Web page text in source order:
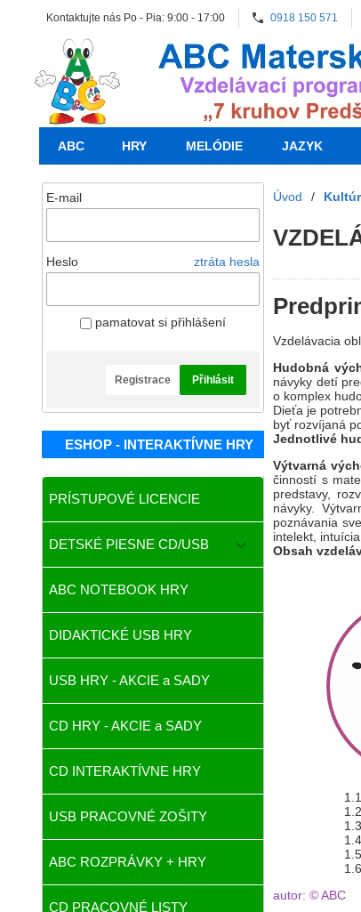
Kontaktujte nás Po - Pia: 9:00 - 17:00 0918 150 571
ABC HRY MELÓDIE JAZYK
E-mail
Heslo ztráta hesla
pamatovat si přihlášení
Registrace Přihlásit
ESHOP - INTERAKTÍVNE HRY
PRÍSTUPOVÉ LICENCIE
DETSKÉ PIESNE CD/USB
ABC NOTEBOOK HRY
DIDAKTICKÉ USB HRY
USB HRY - AKCIE a SADY
CD HRY - AKCIE a SADY
CD INTERAKTÍVNE HRY
USB PRACOVNÉ ZOŠITY
ABC ROZPRÁVKY + HRY
CD PRACOVNÉ LISTY
Úvod /
Vzdelávacia
Hudobná
návyky detí
o komplex
Dieťa je
byť rozvíjaná
Jednotlivé
Výtvarná
činností s
predstavy,
návyky.
poznávania
intelekt,
Obsah
1.1
1.2
1.3
1.4
1.5
1.6
autor: © ABC